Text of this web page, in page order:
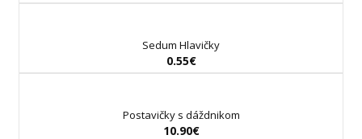
Sedum Hlavičky
0.55€
Postavičky s dáždnikom
10.90€